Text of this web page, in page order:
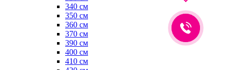
340 см
350 см
360 см
370 см
390 см
400 см
410 см